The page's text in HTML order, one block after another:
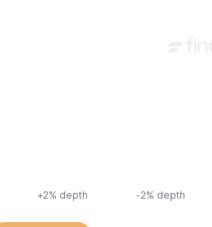
+2% depth -2% depth